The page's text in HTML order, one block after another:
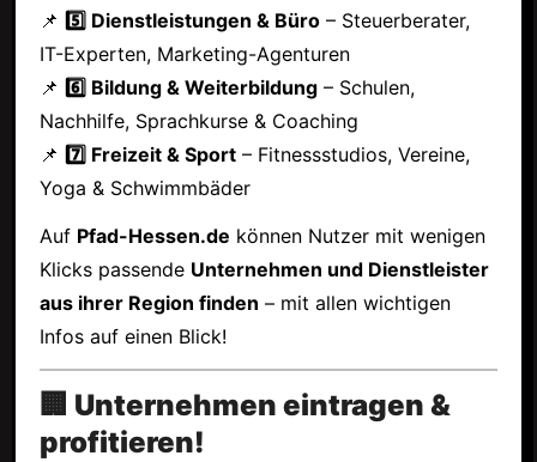
📌 5️⃣ Dienstleistungen & Büro– Steuerberater,
IT-Experten, Marketing-Agenturen
📌 6️⃣ Bildung & Weiterbildung– Schulen,
Nachhilfe, Sprachkurse & Coaching
📌 7️⃣ Freizeit & Sport– Fitnessstudios, Vereine,
Yoga & Schwimmbäder
Auf Pfad-Hessen.de können Nutzer mit wenigen
Klicks passende Unternehmen und Dienstleister
aus ihrer Region finden – mit allen wichtigen
Infos auf einen Blick!
🏢 Unternehmen eintragen &
profitieren!